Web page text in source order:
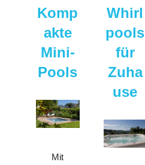
Komp
akte
Mini-
Pools
Mit
Whirl
pools
für
Zuha
use